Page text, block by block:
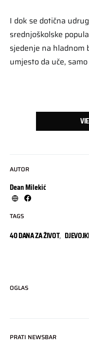
AUTOR
Dean Milekić
TAGS
40 DANA ZA ŽIVOT,
I dok se dotična
srednjoškolske
sjedenje na hladnom
umjesto da uče,
OGLAS
PRATI NEWSBAR